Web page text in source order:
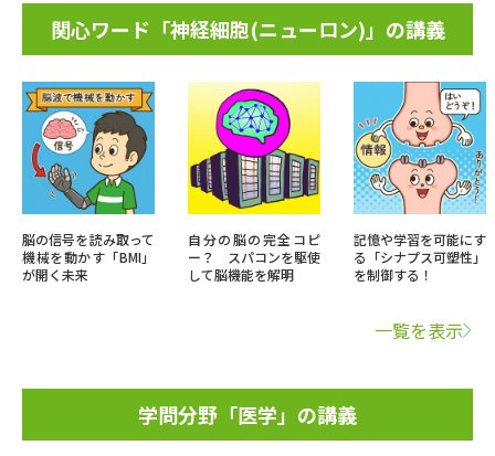
関心ワード「神経細胞(ニューロン)」の講義
脳の信号を読み取って
機械を動かす「BMI」
が開く未来
自分の脳の完全コピ
ー？ スパコンを駆使
して脳機能を解明
記憶や学習を可能にす
る「シナプス可塑性」
を制御する！
一覧を表示
学問分野「医学」の講義